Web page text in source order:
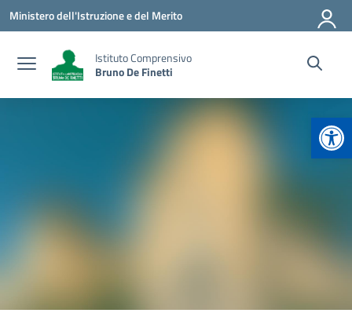
Vai ai contenuti
Vai al menu di navigazione
Vai al footer
Ministero dell'Istruzione e del Merito
Istituto Comprensivo
Bruno De Finetti